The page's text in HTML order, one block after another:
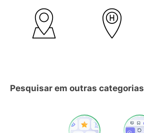
Pesquisar em outras categorias